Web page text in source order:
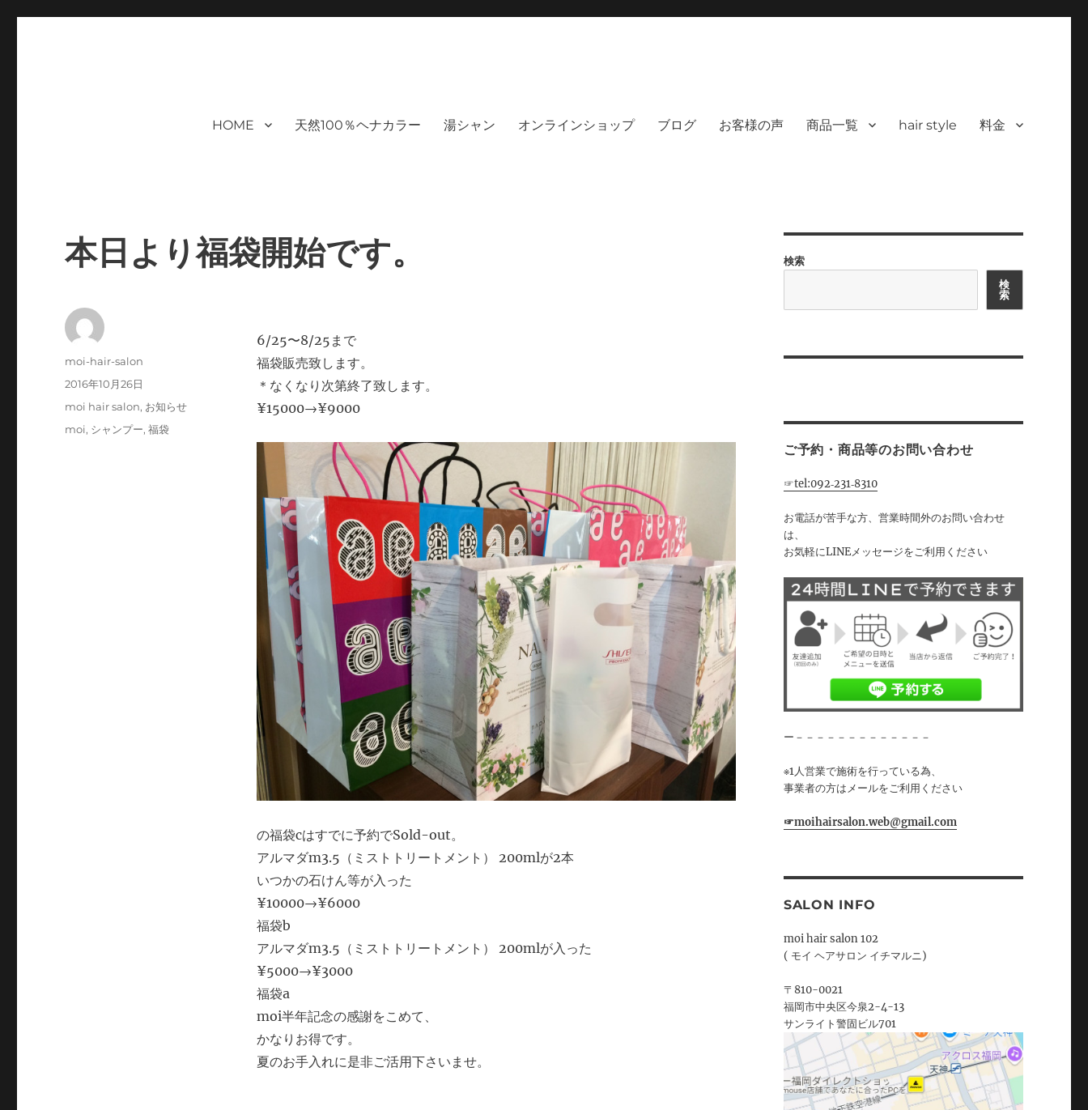
ケアサロン｜オフィシャルサイト｜福岡天神エリアで早朝7時から深夜24時まで営業｜天然100％
HOME 天然100％ヘナカラー 湯シャン オンラインショップ ブログ お客様の声 商品一覧 hair style 料金
本日より福袋開始です。
6/25〜8/25まで
福袋販売致します。
＊なくなり次第終了致します。
¥15000→¥9000
の福袋cはすでに予約でSold-out。
アルマダm3.5（ミストトリートメント） 200mlが2本
いつかの石けん等が入った
¥10000→¥6000
福袋b
アルマダm3.5（ミストトリートメント） 200mlが入った
¥5000→¥3000
福袋a
moi半年記念の感謝をこめて、
かなりお得です。
夏のお手入れに是非ご活用下さいませ。
投
moi-hair-salon
投
2016年10月26日
カ
moi hair salon, お知らせ
タ
moi, シャンプー,福袋
検索
検
索
ご予約・商品等のお問い合わせ
☞tel:092‐231‐8310
お電話が苦手な方、営業時間外のお問い合わせ
は、
お気軽にLINEメッセージをご利用ください
ー－－－－－－－－－－－－－
※1人営業で施術を行っている為、
事業者の方はメールをご利用ください
☞moihairsalon.web@gmail.com
SALON INFO
moi hair salon 102
( モイ ヘアサロン イチマルニ)
〒810-0021
福岡市中央区今泉2-4-13
サンライト警固ビル701